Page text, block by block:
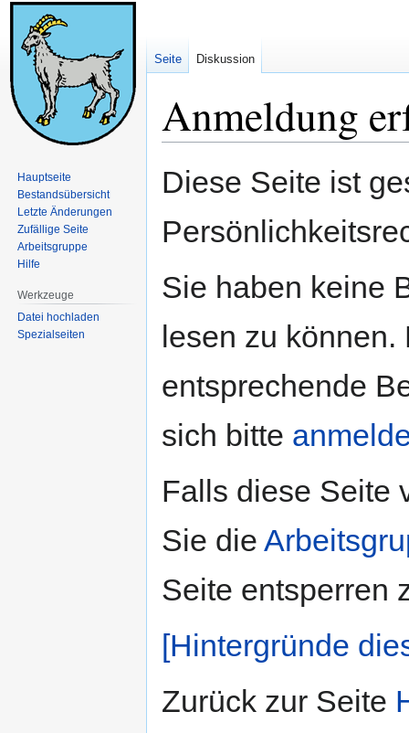
Anmeldung
Navigation
Suche
Diese Seite ist
Sie haben keine
lesen zu
entsprechende
sich bitte
Falls diese Seite
Sie die
Seite entsperren
[Hintergründe
Zurück zur Seite
Seite Diskussion
Hauptseite
Bestandsübersicht
Letzte Änderungen
Zufällige Seite
Arbeitsgruppe
Hilfe
Werkzeuge
Datei hochladen
Spezialseiten